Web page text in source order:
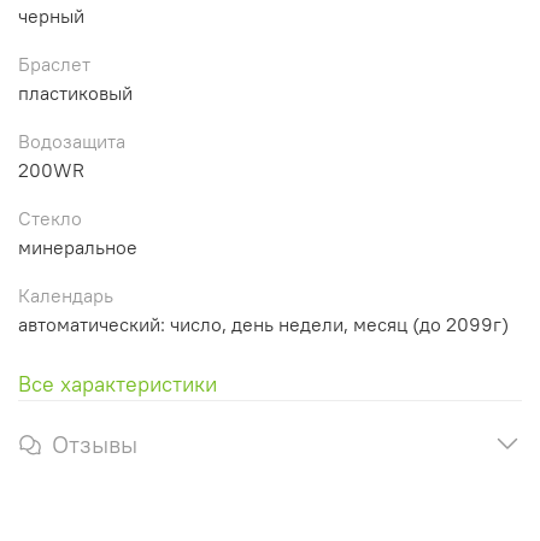
черный
Браслет
пластиковый
Водозащита
200WR
Стекло
минеральное
Календарь
автоматический: число, день недели, месяц (до 2099г)
Все характеристики
Отзывы